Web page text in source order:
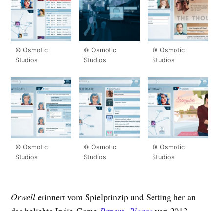
© Osmotic
Studios
© Osmotic
Studios
© Osmotic
Studios
© Osmotic
Studios
© Osmotic
Studios
© Osmotic
Studios
Orwell erinnert vom Spielprinzip und Setting her an